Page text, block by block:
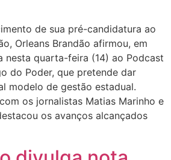
de sua pré-candidatura ao
Orleans Brandão afirmou, em
nesta quarta-feira (14) ao Podcast
do Poder, que pretende dar
modelo de gestão estadual.
os jornalistas Matias Marinho e
os avanços alcançados